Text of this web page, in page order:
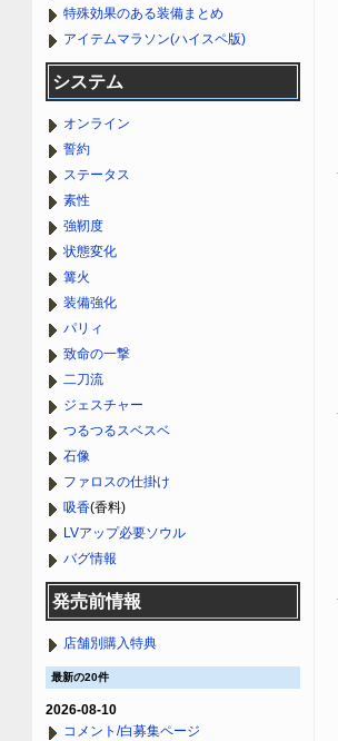
特殊効果のある装備まとめ
アイテムマラソン(ハイスペ版)
システム
オンライン
誓約
ステータス
素性
強靭度
状態変化
篝火
装備強化
パリィ
致命の一撃
二刀流
ジェスチャー
つるつるスベスベ
石像
ファロスの仕掛け
吸香(香料)
LVアップ必要ソウル
バグ情報
発売前情報
店舗別購入特典
最新の20件
2026-08-10
コメント/白募集ページ